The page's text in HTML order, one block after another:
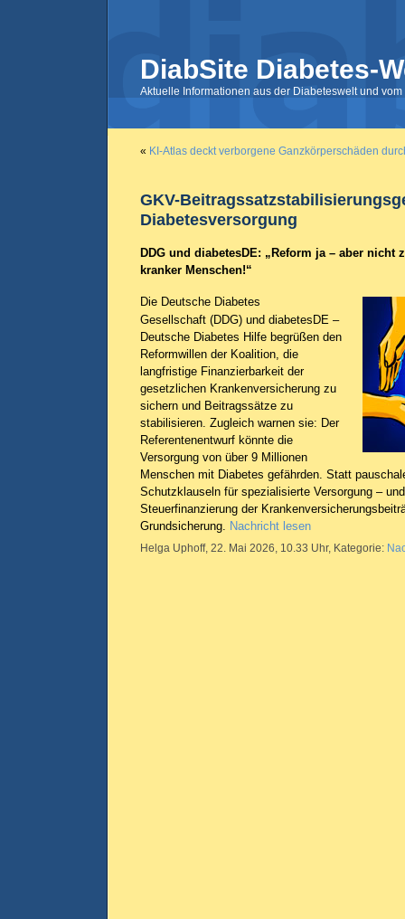
DiabSite Diabetes-
Aktuelle Informationen aus der Diabeteswelt und
« KI-Atlas deckt verborgene Ganzkörperschäden
GKV-
Diabetesversorgung
DDG und diabetesDE: „Reform ja – aber nicht
kranker Menschen!“
Die Deutsche Diabetes
Gesellschaft (DDG) und diabetesDE –
Deutsche Diabetes Hilfe begrüßen den
Reformwillen der Koalition, die
langfristige Finanzierbarkeit der
gesetzlichen Krankenversicherung zu
sichern und Beitragssätze zu
stabilisieren. Zugleich warnen sie: Der
Referentenentwurf könnte die
Versorgung von über 9 Millionen
Menschen mit Diabetes gefährden. Statt
Schutzklauseln für spezialisierte Versorgung –
Steuerfinanzierung der
Grundsicherung.
Nachricht lesen
Helga Uphoff, 22. Mai 2026, 10.33 Uhr, Kategorie: